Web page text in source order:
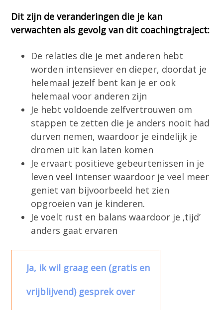
Dit zijn de veranderingen die je kan
verwachten als gevolg van dit coachingtraject:
De relaties die je met anderen hebt
worden intensiever en dieper, doordat je
helemaal jezelf bent kan je er ook
helemaal voor anderen zijn
Je hebt voldoende zelfvertrouwen om
stappen te zetten die je anders nooit had
durven nemen, waardoor je eindelijk je
dromen uit kan laten komen
Je ervaart positieve gebeurtenissen in je
leven veel intenser waardoor je veel meer
geniet van bijvoorbeeld het zien
opgroeien van je kinderen.
Je voelt rust en balans waardoor je ‚tijd’
anders gaat ervaren
Ja, ik wil graag een (gratis en
vrijblijvend) gesprek over